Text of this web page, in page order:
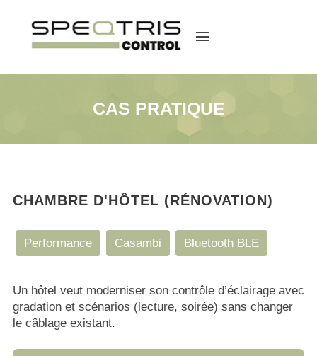
menu
CAS PRATIQUE
CHAMBRE D'HÔTEL (RÉNOVATION)
Performance Casambi Bluetooth BLE
Un hôtel veut moderniser son contrôle d’éclairage avec
gradation et scénarios (lecture, soirée) sans changer
le câblage existant.